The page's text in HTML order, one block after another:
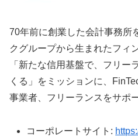
70年前に創業した会計事務所
クグループから生まれたフィ
「新たな信用基盤で、フリー
くる」をミッションに、
事業者、フリーランスをサポ
コーポレートサイト: